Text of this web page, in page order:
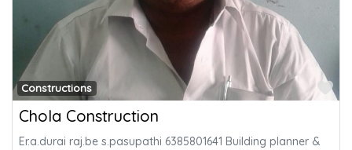
Constructions
Chola Construction
Er.a.durai raj.be s.pasupathi 6385801641 Building planner &